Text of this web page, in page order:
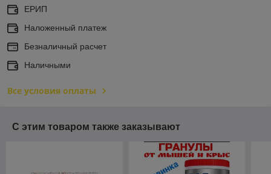
ЕРИП
Наложенный платеж
Безналичный расчет
Наличными
Все условия оплаты
С этим товаром также заказывают